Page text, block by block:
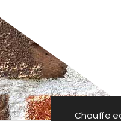
Chauffe